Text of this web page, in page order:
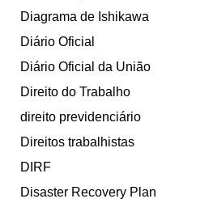
Diagrama de Ishikawa
Diário Oficial
Diário Oficial da União
Direito do Trabalho
direito previdenciário
Direitos trabalhistas
DIRF
Disaster Recovery Plan